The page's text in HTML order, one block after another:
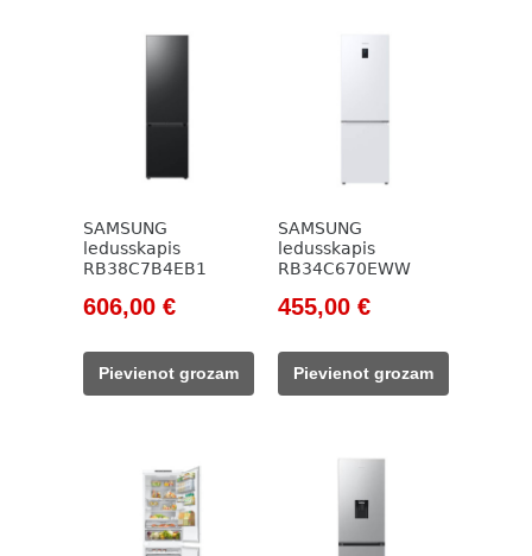
SAMSUNG
ledusskapis
RB38C7B4EB1
Original
was:
828,00 €.
606,00 €Current
606,00 €.
Pievienot grozam
SAMSUNG
ledusskapis
RB34C670EWW
Original
was:
615,00 €.
455,00 €Current
455,00 €.
Pievienot grozam